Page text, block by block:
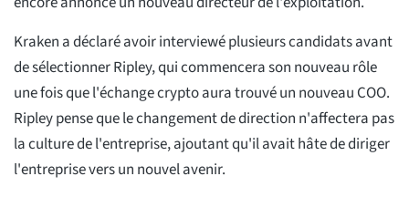
Kraken a déclaré avoir interviewé plusieurs candidats avant
de sélectionner Ripley, qui commencera son nouveau rôle
une fois que l'échange crypto aura trouvé un nouveau COO.
Ripley pense que le changement de direction n'affectera pas
la culture de l'entreprise, ajoutant qu'il avait hâte de diriger
l'entreprise vers un nouvel avenir.